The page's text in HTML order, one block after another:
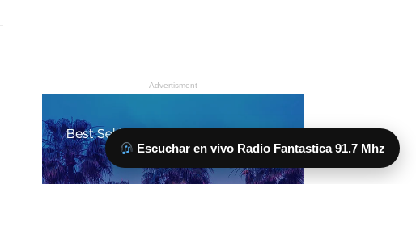
Escuchar en vivo Radio Fantastica 91.7 Mhz